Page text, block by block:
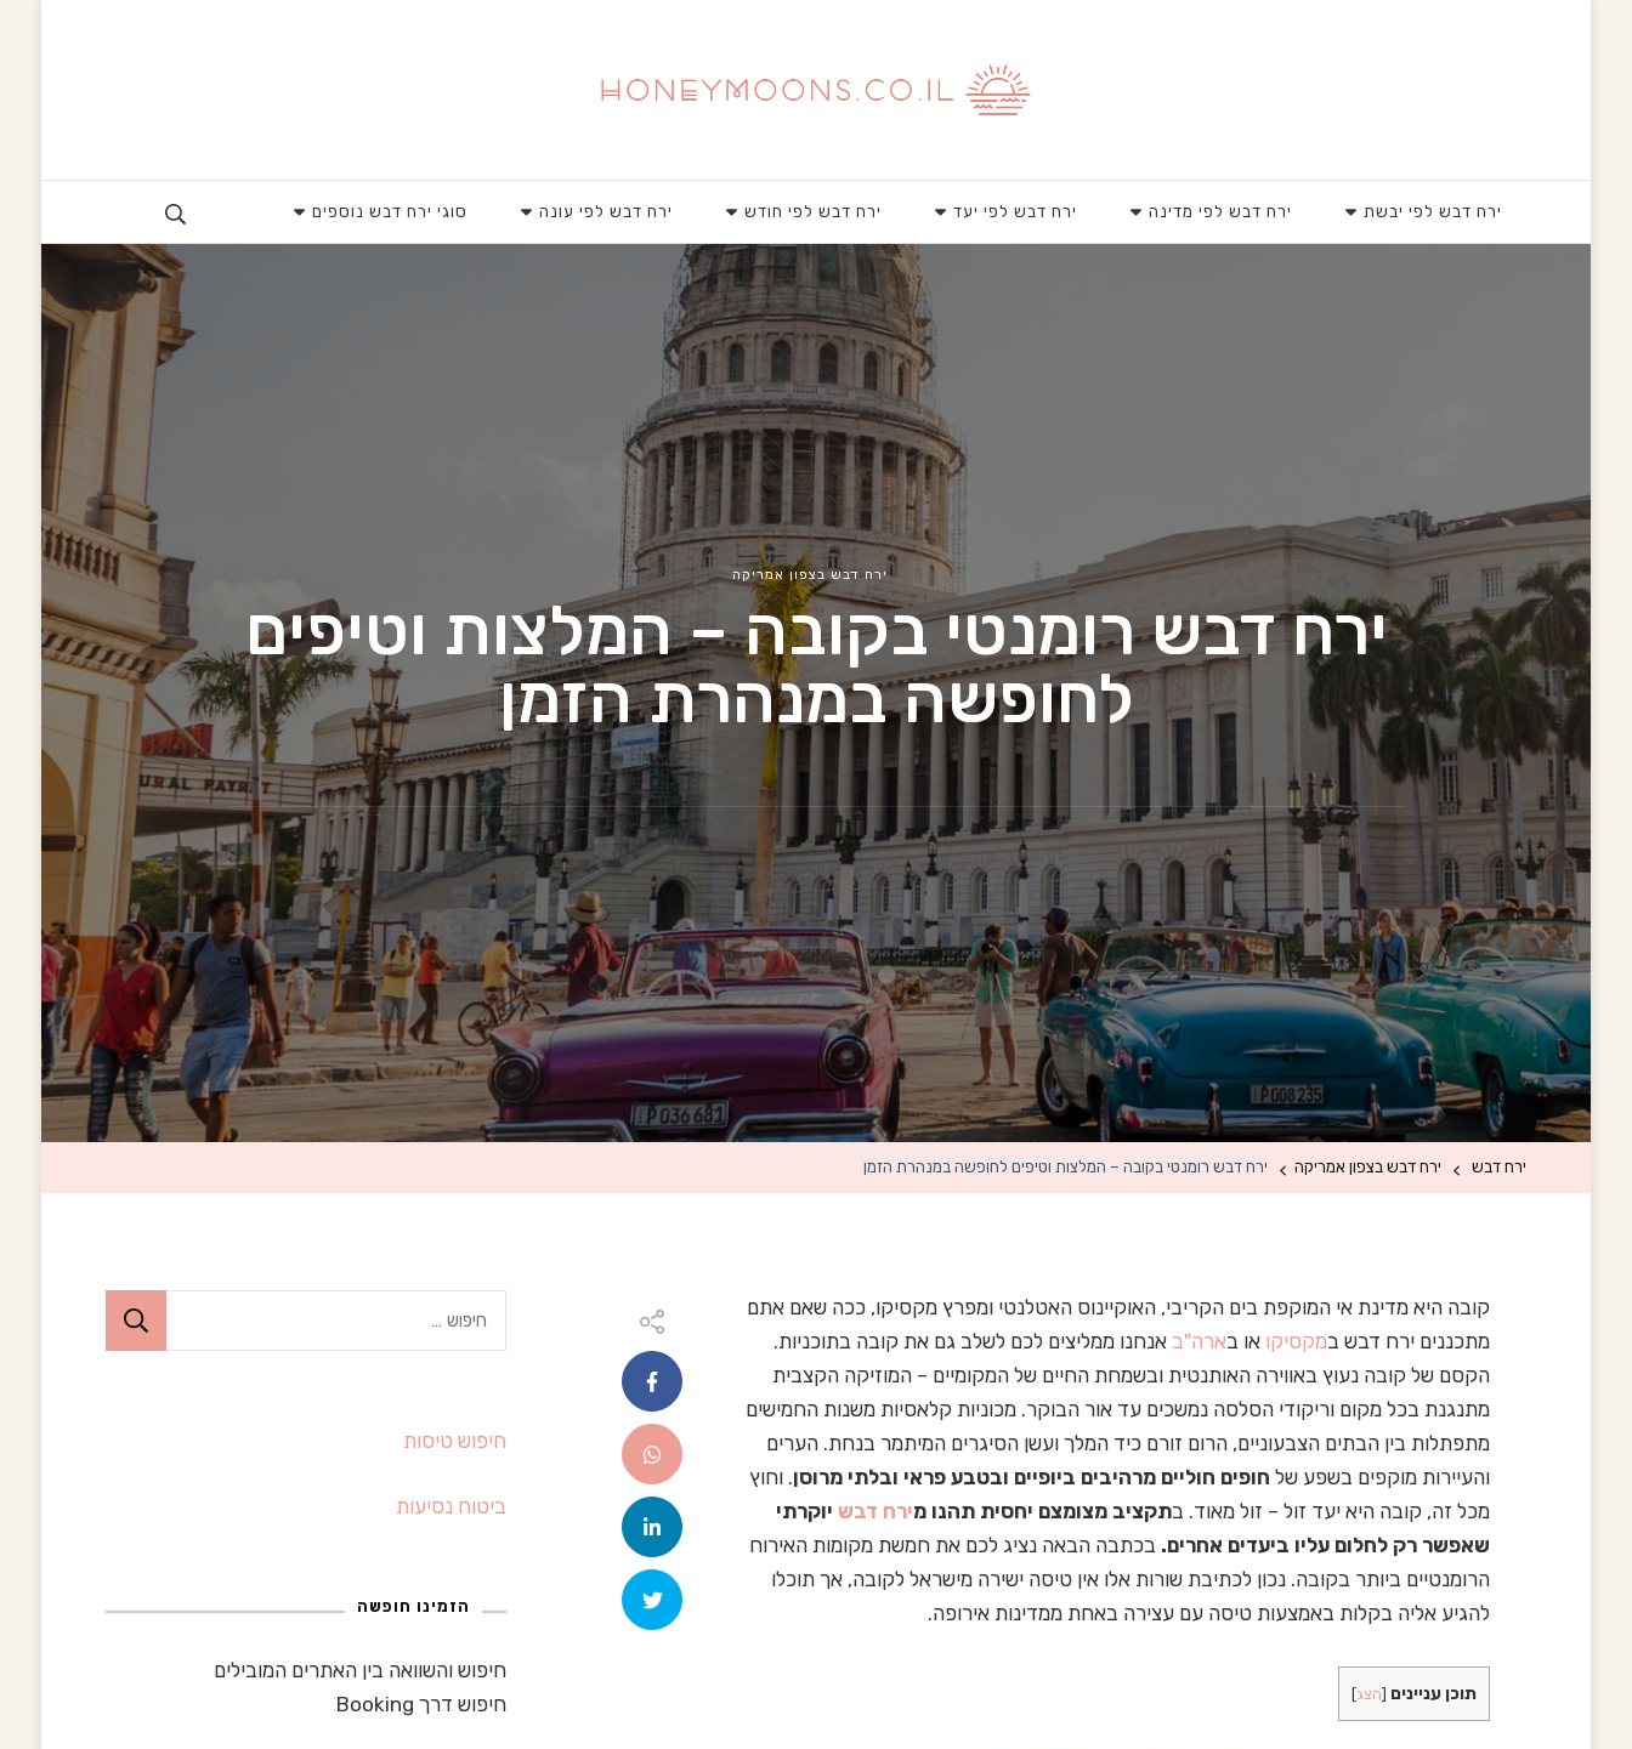
ירח דבש לפי יבשת ירח דבש לפי מדינה ירח דבש לפי יעד ירח דבש לפי חודש ירח דבש לפי עונה סוגי ירח דבש נוספים
ירח דבש בצפון אמריקה
ירח דבש רומנטי בקובה – המלצות וטיפים
לחופשה במנהרת הזמן
ירח דבש ירח דבש בצפון אמריקה ירח דבש רומנטי בקובה – המלצות וטיפים לחופשה במנהרת הזמן
קובה היא מדינת אי המוקפת בים הקריבי, האוקיינוס האטלנטי ומפרץ מקסיקו, ככה שאם אתם
מתכננים ירח דבש במקסיקו או בארה"ב אנחנו ממליצים לכם לשלב גם את קובה בתוכניות.
הקסם של קובה נעוץ באווירה האותנטית ובשמחת החיים של המקומיים – המוזיקה הקצבית
מתנגנת בכל מקום וריקודי הסלסה נמשכים עד אור הבוקר. מכוניות קלאסיות משנות החמישים
מתפתלות בין הבתים הצבעוניים, הרום זורם כיד המלך ועשן הסיגרים המיתמר בנחת. הערים
והעיירות מוקפים בשפע של חופים חוליים מרהיבים ביופיים ובטבע פראי ובלתי מרוסן. וחוץ
מכל זה, קובה היא יעד זול – זול מאוד. בתקציב מצומצם יחסית תהנו מירח דבש יוקרתי
שאפשר רק לחלום עליו ביעדים אחרים. בכתבה הבאה נציג לכם את חמשת מקומות האירוח
הרומנטיים ביותר בקובה. נכון לכתיבת שורות אלו אין טיסה ישירה מישראל לקובה, אך תוכלו
להגיע אליה בקלות באמצעות טיסה עם עצירה באחת ממדינות אירופה.
תוכן עניינים [הצג]
ש
חיפוש טיסות
ביטוח נסיעות
הזמינו חופשה
חיפוש והשוואה בין האתרים המובילים
חיפוש דרך Booking